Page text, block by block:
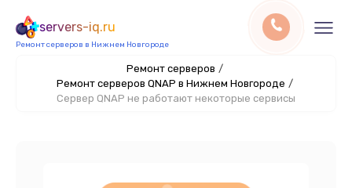
servers-iq.ru
Ремонт серверов в Нижнем Новгороде
Ремонт серверов /
Ремонт серверов QNAP в Нижнем Новгороде /
Сервер QNAP не работают некоторые сервисы